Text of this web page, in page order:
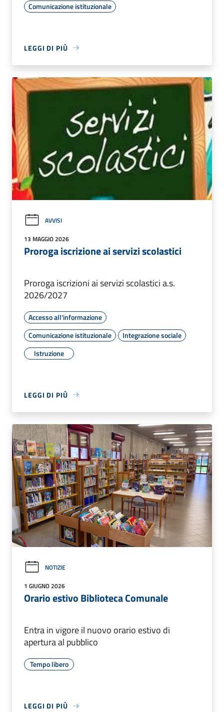
Comunicazione istituzionale
LEGGI DI PIÙ
AVVISI
13 MAGGIO 2026
Proroga iscrizione ai servizi scolastici
Proroga iscrizioni ai servizi scolastici a.s.
2026/2027
Accesso all'informazione
Comunicazione istituzionale
Integrazione sociale
Istruzione
LEGGI DI PIÙ
NOTIZIE
1 GIUGNO 2026
Orario estivo Biblioteca Comunale
Entra in vigore il nuovo orario estivo di
apertura al pubblico
Tempo libero
LEGGI DI PIÙ